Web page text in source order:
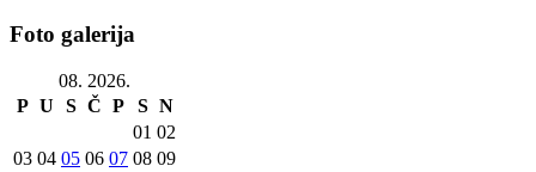
Foto galerija
08. 2026.
P U S Č P S N
01 02
03 04 05 06 07 08 09